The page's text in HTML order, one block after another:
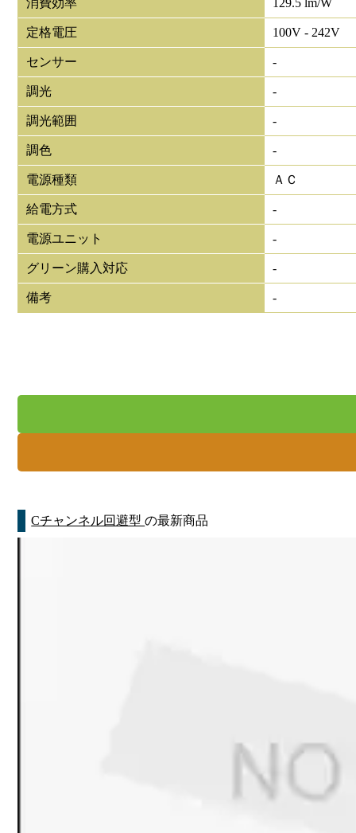
消費効率 129.5 lm/W
定格電圧 100V - 242V
センサー -
調光 -
調光範囲 -
調色 -
電源種類 ＡＣ
給電方式 -
電源ユニット -
グリーン購入対応 -
備考 -
Cチャンネル回避型の最新商品